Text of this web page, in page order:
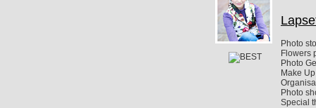
Photo
Flowers
Photo
Make
Photo
Special